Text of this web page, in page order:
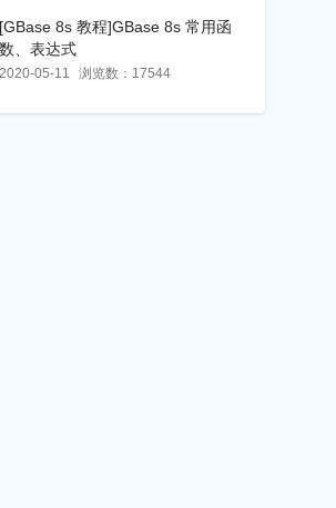
[GBase 8s 教程]GBase 8s 常用函
数、表达式
2020-05-11 浏览数： 17544